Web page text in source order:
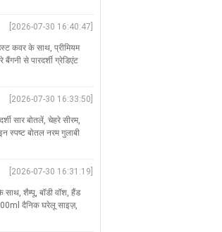
[2026-07-30 16:40:47]
कवर के साथ, प्रीमियम
से पारदर्शी ग्रेडिएंट
[2026-07-30 16:33:50]
सार बोतलें, चेहरे सीरम,
स्पष्ट बोतल नरम गुलाबी
[2026-07-30 16:31:19]
शैम्पू, बॉडी वॉश, हैंड
दैनिक घरेलू साइज़,